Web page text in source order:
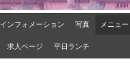
インフォメーション 写真 メニュー
求人ページ 平日ランチ